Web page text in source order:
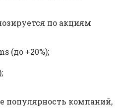
по акциям
(до +20%);
популярность компаний,